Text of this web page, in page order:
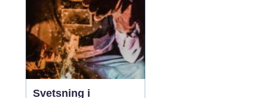
Svetsning i